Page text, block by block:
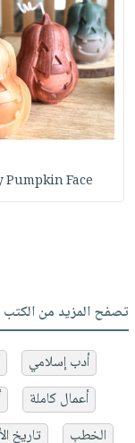
Pumpkin Face
تصفح المزيد من الكتب
أدب إسلامي
أعمال كاملة
الخطب
تاريخ